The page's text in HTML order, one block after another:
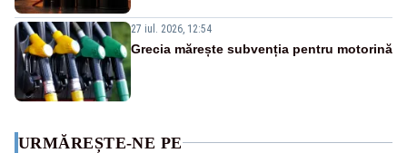
27 iul. 2026, 12:54
Grecia mărește subvenția pentru motorină
URMĂREȘTE-NE PE